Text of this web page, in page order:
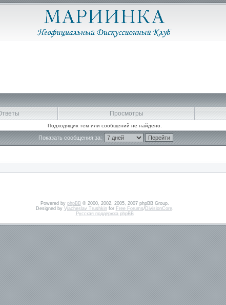
Просмотры
Подходящих тем или сообщений не найдено.
Показать сообщения за:
Powered by phpBB© 2000, 2002, 2005, 2007 phpBB Group.
Designed by Vjacheslav Trushkinfor Free Forums/DivisionCore.
Русская поддержка phpBB